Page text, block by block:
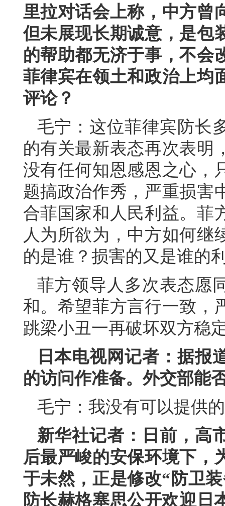
里拉对话会上称，中方曾
但未展现长期诚意，是包
的帮助都无济于事，不会
菲律宾在领土和政治上均
评论？
毛宁：这位菲律宾防长
的有关最新表态再次表明
没有任何知恩感恩之心，
题搞政治作秀，严重损害
合菲国家和人民利益。菲
人为所欲为，中方如何继
的是谁？损害的又是谁的
菲方领导人多次表态愿
和。希望菲方言行一致，
跳梁小丑一再破坏双方稳
日本电视网记者：据报
的访问作准备。外交部能
毛宁：我没有可以提供
新华社记者：日前，高
后最严峻的安保环境下，
于未然，正是修改“防卫
防长赫格塞思公开欢迎日